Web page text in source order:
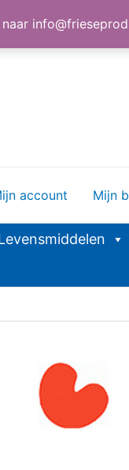
account Mijn